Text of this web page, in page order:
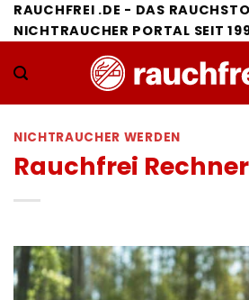
Zum
Inhalt
springen
RAUCHFREI .DE - DAS
NICHTRAUCHER PORTAL SEIT
NICHTRAUCHER WERDEN
Rauchfrei Rechner